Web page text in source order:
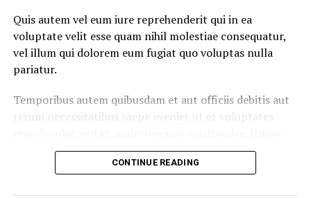
Quis autem vel eum iure reprehenderit qui in ea
voluptate velit esse quam nihil molestiae consequatur,
vel illum qui dolorem eum fugiat quo voluptas nulla
pariatur.
Temporibus autem quibusdam et aut officiis debitis aut
rerum necessitatibus saepe eveniet ut et voluptates
earum rerum hictenetur a sapientedelectus, ut aut
reiciendis voluptatibus maiores alias consequatur aut
CONTINUE READING